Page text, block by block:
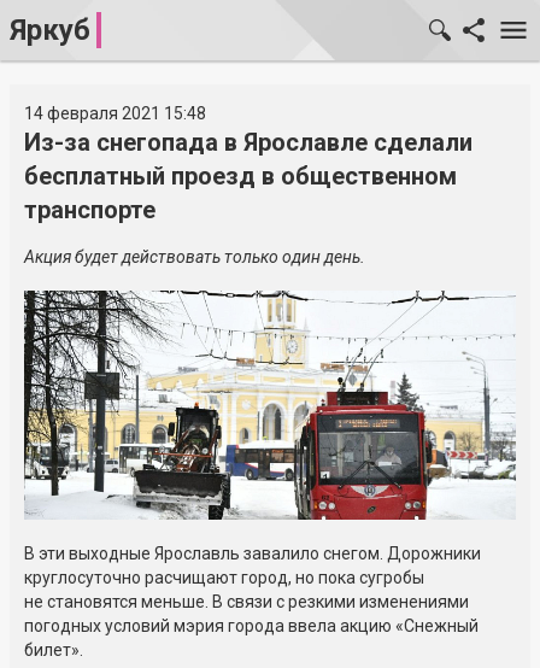
Яркуб
14 февраля 2021 15:48
Из-за снегопада в Ярославле сделали
бесплатный проезд в общественном
транспорте
Акция будет действовать только один день.
В эти выходные Ярославль завалило снегом. Дорожники
круглосуточно расчищают город, но пока сугробы
не становятся меньше. В связи с резкими изменениями
погодных условий мэрия города ввела акцию «Снежный
билет».